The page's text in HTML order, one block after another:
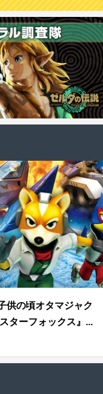
供の頃オタマジャク
ターフォックス』...